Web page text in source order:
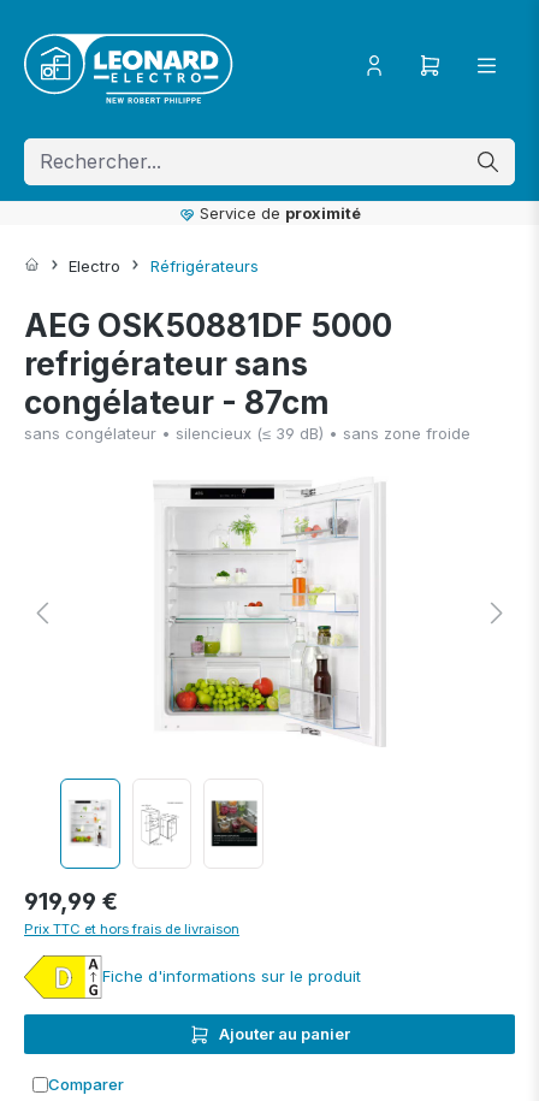
Service de proximité
Electro Réfrigérateurs
AEG OSK50881DF 5000
refrigérateur sans
congélateur - 87cm
sans congélateur • silencieux (≤ 39 dB) • sans zone froide
component.cms.imageGallery.skipImageGallery
919,99 €
Prix TTC et hors frais de livraison
Fiche d'informations sur le produit
Ajouter au panier
Comparer
Ajouter à la comparaison